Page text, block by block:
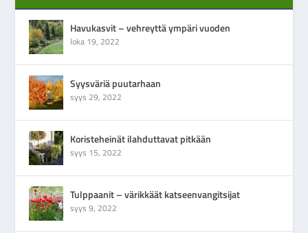
Havukasvit – vehreyttä ympäri vuoden
loka 19, 2022
Syysväriä puutarhaan
syys 29, 2022
Koristeheinät ilahduttavat pitkään
syys 15, 2022
Tulppaanit – värikkäät katseenvangitsijat
syys 9, 2022